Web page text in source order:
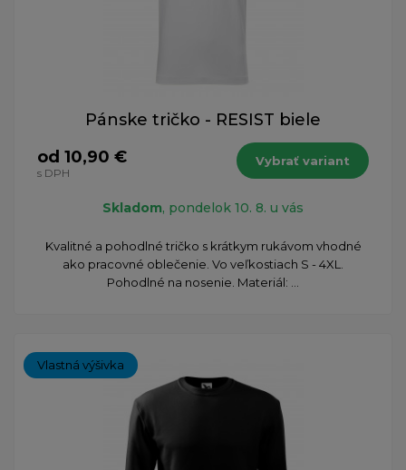
Pánske tričko - RESIST biele
od 10,90 €
s DPH
Vybrať variant
Skladom, pondelok 10. 8. u vás
Kvalitné a pohodlné tričko s krátkym rukávom vhodné
ako pracovné oblečenie. Vo veľkostiach S - 4XL.
Pohodlné na nosenie. Materiál: ...
Vlastná výšivka